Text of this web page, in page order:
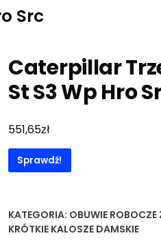
Src
Caterpillar
St S3 Wp Hro
551,65zł
Sprawdź!
KATEGORIA: OBUWIE ROBOCZE
KRÓTKIE KALOSZE DAMSKIE